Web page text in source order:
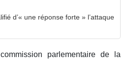
d’« une réponse forte » l’attaque
parlementaire de la